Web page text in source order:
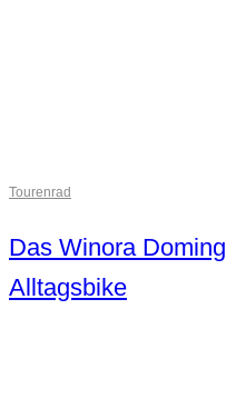
Tourenrad
Das Winora
Alltagsbike